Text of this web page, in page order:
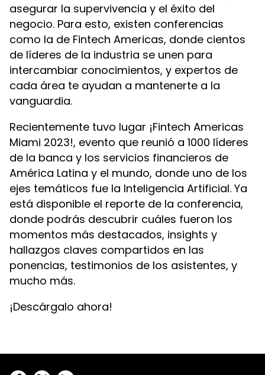
asegurar la supervivencia y el éxito del
negocio. Para esto, existen conferencias
como la de Fintech Americas, donde cientos
de líderes de la industria se unen para
intercambiar conocimientos, y expertos de
cada área te ayudan a mantenerte a la
vanguardia.
Recientemente tuvo lugar ¡Fintech Americas
Miami 2023!, evento que reunió a 1000 líderes
de la banca y los servicios financieros de
América Latina y el mundo, donde uno de los
ejes temáticos fue la Inteligencia Artificial. Ya
está disponible el reporte de la conferencia,
donde podrás descubrir cuáles fueron los
momentos más destacados, insights y
hallazgos claves compartidos en las
ponencias, testimonios de los asistentes, y
mucho más.
¡Descárgalo ahora!